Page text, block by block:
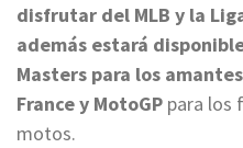
disfrutar del MLB y la
además estará
Masters para los
France y MotoGP para los
motos.